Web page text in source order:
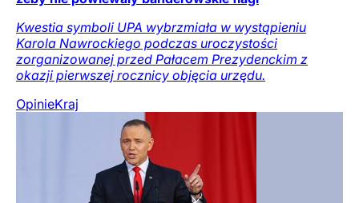
Kwestia symboli UPA wybrzmiała w wystąpieniu
Karola Nawrockiego podczas uroczystości
zorganizowanej przed Pałacem Prezydenckim z
okazji pierwszej rocznicy objęcia urzędu.
OpinieKraj